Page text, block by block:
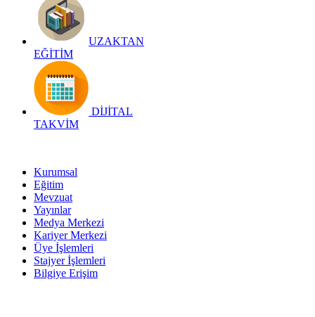
UZAKTAN
EĞİTİM
DİJİTAL
TAKVİM
Kurumsal
Eğitim
Mevzuat
Yayınlar
Medya Merkezi
Kariyer Merkezi
Üye İşlemleri
Stajyer İşlemleri
Bilgiye Erişim